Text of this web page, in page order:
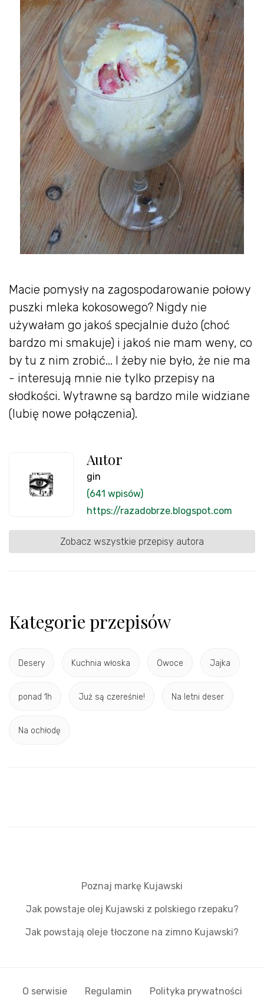
Macie pomysły na zagospodarowanie połowy
puszki mleka kokosowego? Nigdy nie
używałam go jakoś specjalnie dużo (choć
bardzo mi smakuje) i jakoś nie mam weny, co
by tu z nim zrobić... I żeby nie było, że nie ma
- interesują mnie nie tylko przepisy na
słodkości. Wytrawne są bardzo mile widziane
(lubię nowe połączenia).
Autor
gin
(641 wpisów)
https://razadobrze.blogspot.com
Zobacz wszystkie przepisy autora
Kategorie przepisów
Desery Kuchnia włoska Owoce Jajka
ponad 1h Już są czereśnie! Na letni deser
Na ochłodę
Poznaj markę Kujawski
Jak powstaje olej Kujawski z polskiego rzepaku?
Jak powstają oleje tłoczone na zimno Kujawski?
O serwisie Regulamin Polityka prywatności